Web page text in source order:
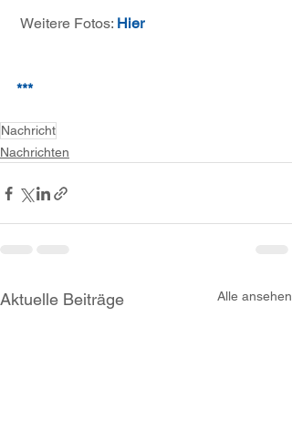
Weitere Fotos: Hier
***
Nachricht
Nachrichten
Aktuelle Beiträge Alle ansehen